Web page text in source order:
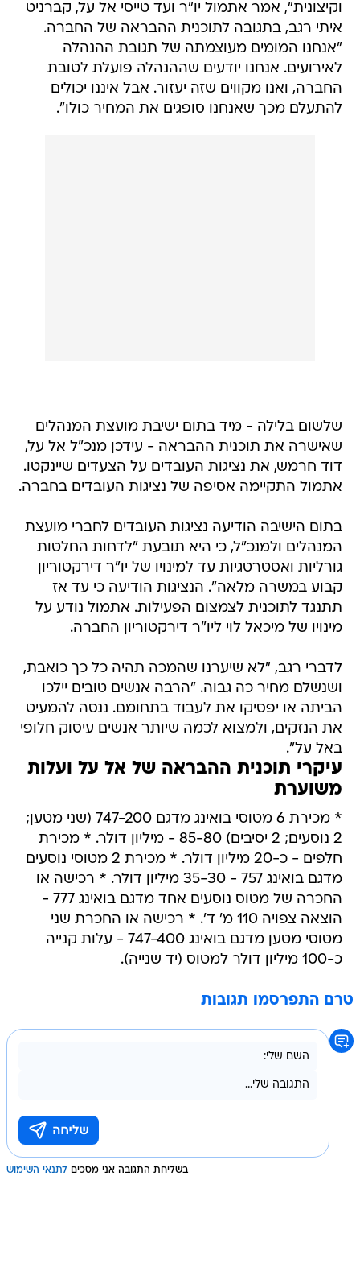
וקיצונית", אמר אתמול יו"ר ועד טייסי אל על, קברניט
איתי רגב, בתגובה לתוכנית ההבראה של החברה.
"אנחנו המומים מעוצמתה של תגובת ההנהלה
לאירועים. אנחנו יודעים שההנהלה פועלת לטובת
החברה, ואנו מקווים שזה יעזור. אבל איננו יכולים
להתעלם מכך שאנחנו סופגים את המחיר כולו".
שלשום בלילה - מיד בתום ישיבת מועצת המנהלים
שאישרה את תוכנית ההבראה - עידכן מנכ"ל אל על,
דוד חרמש, את נציגות העובדים על הצעדים שיינקטו.
אתמול התקיימה אסיפה של נציגות העובדים בחברה.
בתום הישיבה הודיעה נציגות העובדים לחברי מועצת
המנהלים ולמנכ"ל, כי היא תובעת "לדחות החלטות
גורליות ואסטרטגיות עד למינויו של יו"ר דירקטוריון
קבוע במשרה מלאה". הנציגות הודיעה כי עד אז
תתנגד לתוכנית לצמצום הפעילות. אתמול נודע על
מינויו של מיכאל לוי ליו"ר דירקטוריון החברה.
לדברי רגב, "לא שיערנו שהמכה תהיה כל כך כואבת,
ושנשלם מחיר כה גבוה. "הרבה אנשים טובים יילכו
הביתה או יפסיקו את לעבוד בתחומם. ננסה להמעיט
את הנזקים, ולמצוא לכמה שיותר אנשים עיסוק חלופי
באל על".
עיקרי תוכנית ההבראה של אל על ועלות
משוערת
* מכירת 6 מטוסי בואינג מדגם 747-200 (שני מטען;
2 נוסעים; 2 יסיבים) 85-80 - מיליון דולר. * מכירת
חלפים - כ-20 מיליון דולר. * מכירת 2 מטוסי נוסעים
מדגם בואינג 757 - 35-30 מיליון דולר. * רכישה או
החכרה של מטוס נוסעים אחד מדגם בואינג 777 -
הוצאה צפויה 110 מ' ד'. * רכישה או החכרת שני
מטוסי מטען מדגם בואינג 747-400 - עלות קנייה
כ-100 מיליון דולר למטוס (יד שנייה).
טרם התפרסמו תגובות
בשליחת התגובה אני מסכים לתנאי השימוש